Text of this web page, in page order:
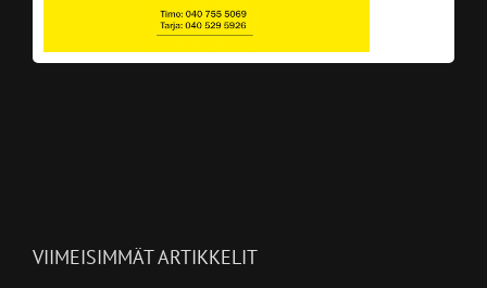
VIIMEISIMMÄT ARTIKKELIT